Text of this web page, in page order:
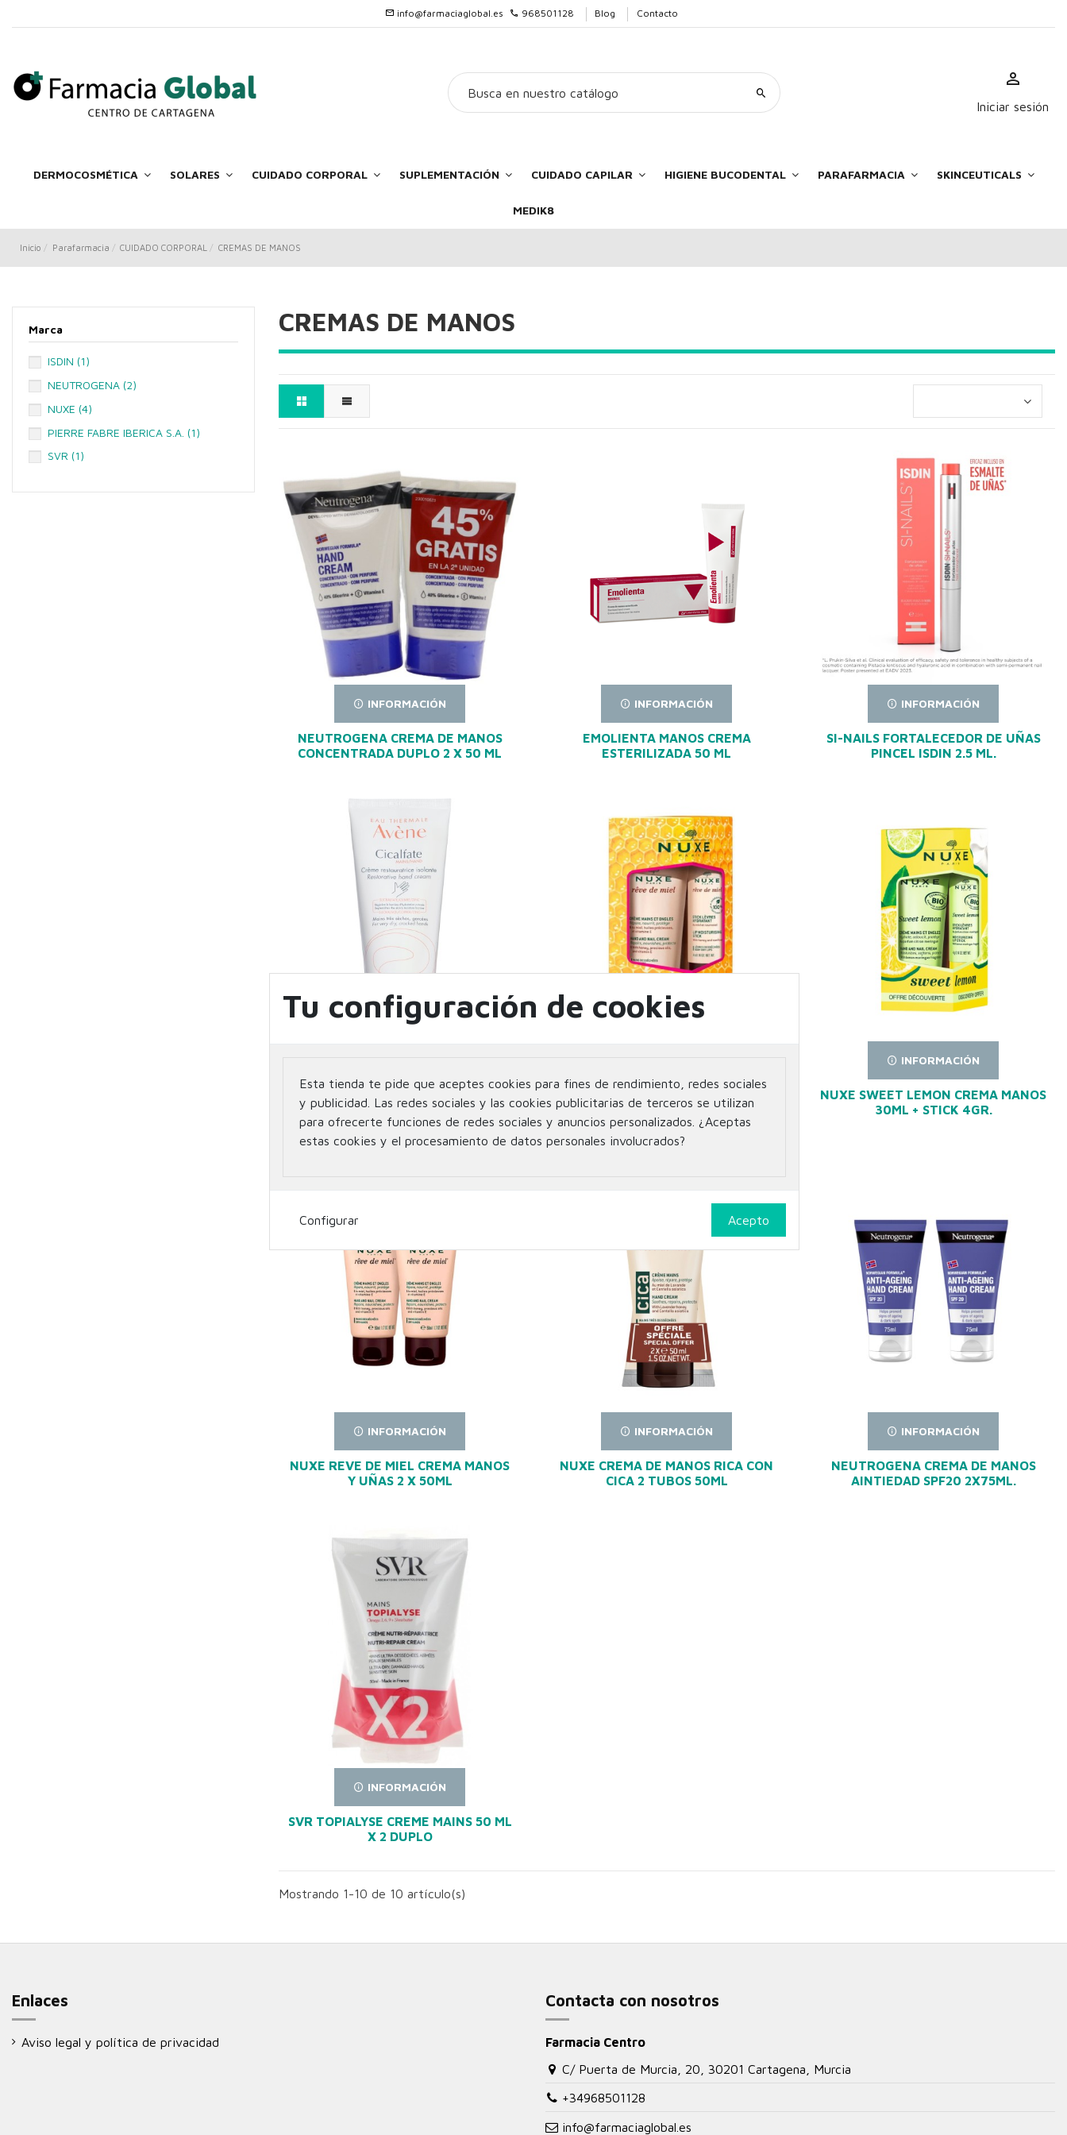
info@farmaciaglobal.es 968501128 Blog Contacto
Iniciar sesión
DERMOCOSMÉTICA SOLARES CUIDADO CORPORAL SUPLEMENTACIÓN CUIDADO CAPILAR HIGIENE BUCODENTAL PARAFARMACIA SKINCEUTICALS
MEDIK8
Inicio Parafarmacia CUIDADO CORPORAL CREMAS DE MANOS
CREMAS DE MANOS
INFORMACIÓN
NEUTROGENA CREMA DE MANOS
CONCENTRADA DUPLO 2 X 50 ML
INFORMACIÓN
EMOLIENTA MANOS CREMA
ESTERILIZADA 50 ML
INFORMACIÓN
SI-NAILS FORTALECEDOR DE UÑAS
PINCEL ISDIN 2.5 ML.
AVENE CICALFATE CREMA
REPARADORA EFECTO BARRERA
MANOS 100ML
NUXE REVE DE MIEL CREMA DE
MANOS 30ML + STICK LABIOS 4G.
INFORMACIÓN
NUXE SWEET LEMON CREMA MANOS
30ML + STICK 4GR.
INFORMACIÓN
NUXE REVE DE MIEL CREMA MANOS
Y UÑAS 2 X 50ML
INFORMACIÓN
NUXE CREMA DE MANOS RICA CON
CICA 2 TUBOS 50ML
INFORMACIÓN
NEUTROGENA CREMA DE MANOS
AINTIEDAD SPF20 2X75ML.
INFORMACIÓN
SVR TOPIALYSE CREME MAINS 50 ML
X 2 DUPLO
Mostrando 1-10 de 10 artículo(s)
Marca
ISDIN (1)
NEUTROGENA (2)
NUXE (4)
PIERRE FABRE IBERICA S.A. (1)
SVR (1)
Enlaces
Aviso legal y política de privacidad
Contacta con nosotros
Farmacia Centro
C/ Puerta de Murcia, 20, 30201 Cartagena, Murcia
+34968501128
info@farmaciaglobal.es
Tu configuración de cookies
Esta tienda te pide que aceptes cookies para fines de rendimiento, redes sociales
y publicidad. Las redes sociales y las cookies publicitarias de terceros se utilizan
para ofrecerte funciones de redes sociales y anuncios personalizados. ¿Aceptas
estas cookies y el procesamiento de datos personales involucrados?